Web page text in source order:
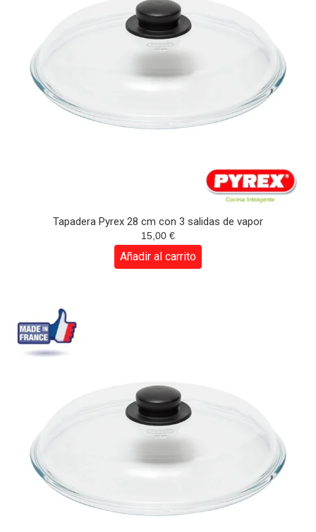
Tapadera Pyrex 28 cm con 3 salidas de vapor
15,00 €
Añadir al carrito